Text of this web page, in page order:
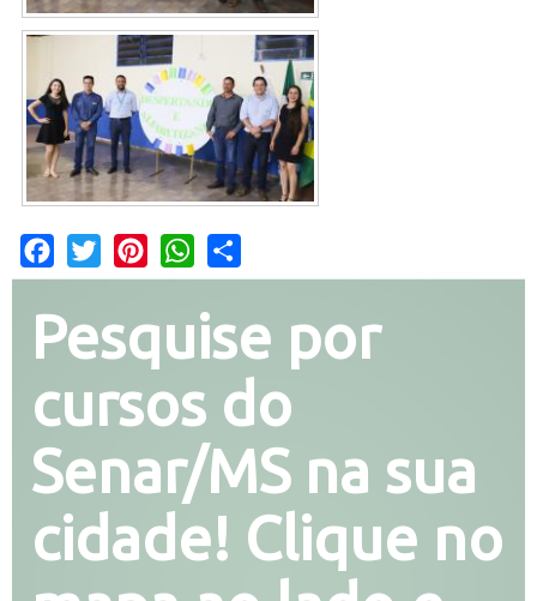
Facebook
Twitter PinterestWhatsApp
Pesquise por
cursos do
Senar/MS na sua
cidade! Clique no